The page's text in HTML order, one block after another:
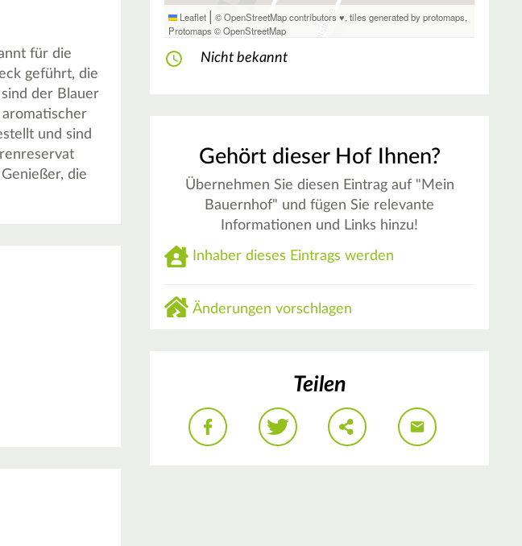
für die
geführt, die
der Blauer
aromatischer
und sind
die
Leaflet | © OpenStreetMap contributors ♥,tiles generated by protomaps,
Protomaps ©OpenStreetMap
Nicht bekannt
Gehört dieser Hof Ihnen?
Übernehmen Sie diesen Eintrag auf "Mein
Bauernhof" und fügen Sie relevante
Informationen und Links hinzu!
Inhaber dieses Eintrags werden
Änderungen vorschlagen
Teilen